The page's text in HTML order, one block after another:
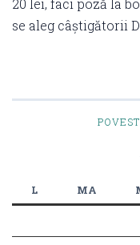
20 lei, faci poză la
se aleg câștigătorii
L MA